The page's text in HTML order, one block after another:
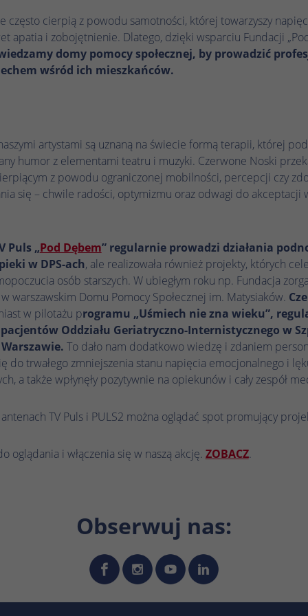
często cierpią z powodu samotności, której towarzyszy
apatia i zobojętnienie. Dlatego, dzięki wsparciu Fundacji
domy pomocy społecznej, by prowadzić
wśród ich mieszkańców.
artystami są uznaną na świecie formą terapii, której
humor z elementami teatru i muzyki. Czerwone Noski
z powodu ograniczonej mobilności, percepcji czy
się – chwile radości, optymizmu oraz odwagi do akceptacji
Puls „Pod Dębem” regularnie prowadzi działania
w DPS-ach, ale realizowała również projekty, których
osób starszych. W ubiegłym roku np. Fundacja
warszawskim Domu Pomocy Społecznej im. Matysiaków.
w pilotażu programu „Uśmiech nie zna wieku”,
Oddziału Geriatryczno-Internistycznego w
To dało nam dodatkowo wiedzę i zdaniem
do trwałego zmniejszenia stanu napięcia emocjonalnego i
a także wpłynęły pozytywnie na opiekunów i cały zespół
TV Puls i PULS2 można oglądać spot promujący
oglądania i włączenia się w naszą akcję. ZOBACZ.
Obserwuj nas:
ustawień, jeśli operator strony internetowej tak
to skonfigurował.
Dostawca Google Analytics
Czas trwania 1 rok 1 miesiąc 4 dni
Nazwa _clck
Dostawca Microsoft Clarity
Zamiar
Microsoft Clarity ustawia ten plik cookie, aby
zachować identyfikator użytkownika Clarity
przeglądarki i ustawienia wyłącznie dla tej witryny.
Gwarantuje to, że działania podejmowane
podczas kolejnych wizyt na tej samej stronie
zostaną powiązane z tym samym identyfikatorem
użytkownika.
Nazwa _clsk
Dostawca Microsoft Clarity
Hotjar
Dostawca Google Ads
Czas trwania 3 miesiące
Nazwa IDE
Dostawca Google DoubleClick
Zamiar
Targetowanie/remarketing, pomiar skuteczności